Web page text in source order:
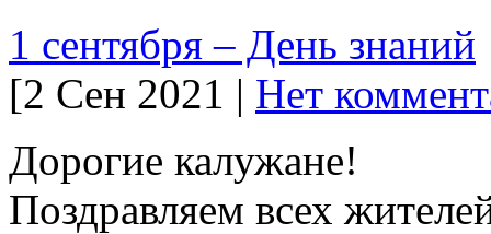
1 сентября – День знаний
[2 Сен 2021 | Нет
Дорогие калужане!
Поздравляем всех